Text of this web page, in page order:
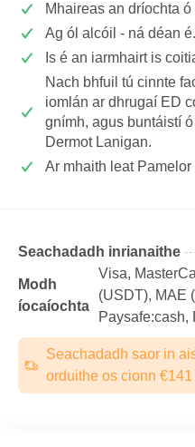
Mhaireas an dríochta
Ag ól alcóil - ná déan é.
Is é an iarmhairt is
Nach bhfuil tú cinnte
iomlán ar dhrugaí ED
gnímh, agus buntáistí
Dermot Lanigan.
Ar mhaith leat
Seachadadh inrianaithe
Modh
íocaíochta
Visa,
(USDТ), MAE
Paysafe:cash,
Seachadadh saor in
orduithe os cionn €141